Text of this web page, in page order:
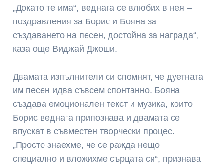
„Докато те има“, веднага се влюбих в нея –
поздравления за Борис и Бояна за
създаването на песен, достойна за награда“,
каза още Виджай Джоши.
Двамата изпълнители си спомнят, че дуетната
им песен идва съвсем спонтанно. Бояна
създава емоционален текст и музика, които
Борис веднага припознава и двамата се
впускат в съвместен творчески процес.
„Просто знаехме, че се ражда нещо
специално и вложихме сърцата си“, признава